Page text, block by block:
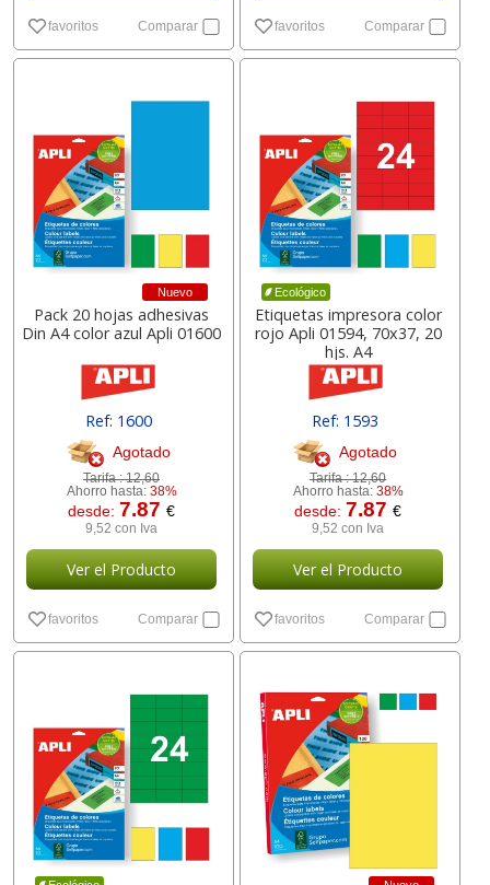
favoritos Comparar favoritos Comparar
Nuevo
Pack 20 hojas adhesivas
Din A4 color azul Apli 01600
Ref: 1600
Agotado
Tarifa :12,60
Ahorro hasta: 38%
desde: 7.87€
9,52 con Iva
Ver el Producto
favoritos Comparar
Ecológico
Etiquetas impresora color
rojo Apli 01594, 70x37, 20
hjs. A4
Ref: 1593
Agotado
Tarifa :12,60
Ahorro hasta: 38%
desde: 7.87€
9,52 con Iva
Ver el Producto
favoritos Comparar